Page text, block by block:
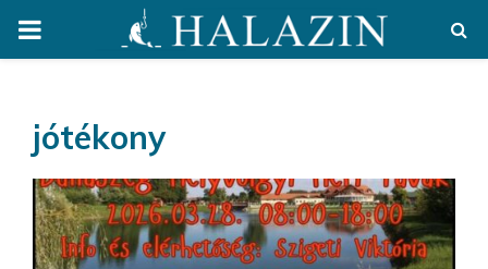
PRIMARY
jótékony